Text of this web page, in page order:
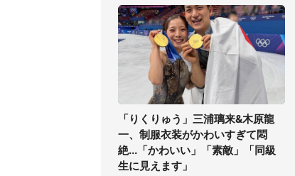
「りくりゅう」三浦璃来&木原龍
一、制服衣装がかわいすぎて悶
絶...「かわいい」「素敵」「同級
生に見えます」